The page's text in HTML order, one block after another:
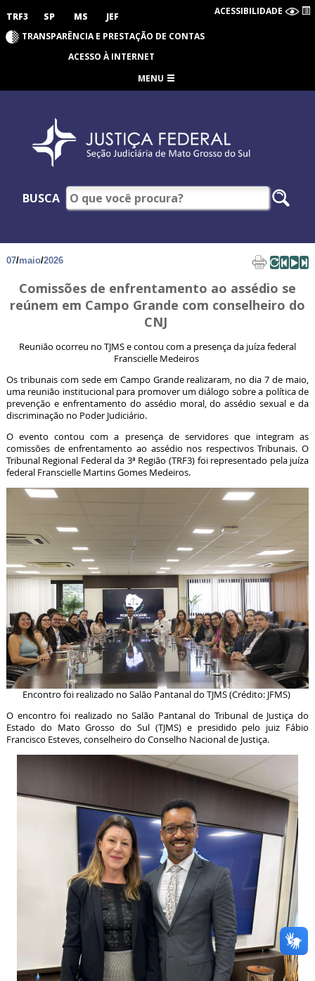
TRF3 SP MS JEF ACESSIBILIDADE
TRANSPARÊNCIA E PRESTAÇÃO DE CONTAS
ACESSO À INTERNET
MENU
BUSCA
07/maio/2026
Comissões de enfrentamento ao assédio se
reúnem em Campo Grande com conselheiro do
CNJ
Reunião ocorreu no TJMS e contou com a presença da juíza federal
Franscielle Medeiros
Os tribunais com sede em Campo Grande realizaram, no dia 7 de maio,
uma reunião institucional para promover um diálogo sobre a política de
prevenção e enfrentamento do assédio moral, do assédio sexual e da
discriminação no Poder Judiciário.
O evento contou com a presença de servidores que integram as
comissões de enfrentamento ao assédio nos respectivos Tribunais. O
Tribunal Regional Federal da 3ª Região (TRF3) foi representado pela juíza
federal Franscielle Martins Gomes Medeiros.
Encontro foi realizado no Salão Pantanal do TJMS (Crédito: JFMS)
O encontro foi realizado no Salão Pantanal do Tribunal de Justiça do
Estado do Mato Grosso do Sul (TJMS) e presidido pelo juiz Fábio
Francisco Esteves, conselheiro do Conselho Nacional de Justiça.